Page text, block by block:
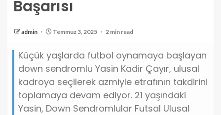
Başarısı
admin Temmuz 3, 2025 2 min read
Küçük yaşlarda futbol oynamaya başlayan
down sendromlu Yasin Kadir Çayır, ulusal
kadroya seçilerek azmiyle etrafının takdirini
toplamaya devam ediyor. 21 yaşındaki
Yasin, Down Sendromlular Futsal Ulusal